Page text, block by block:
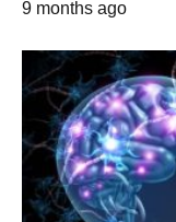
9 months ago